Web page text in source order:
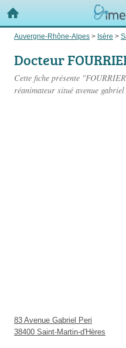
Auvergne-Rhône-Alpes > Isère >
Docteur
Cette fiche présente
réanimateur situé avenue
83 Avenue Gabriel Peri
38400 Saint-Martin-d'Hères